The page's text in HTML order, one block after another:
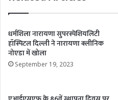
धर्मशिला नारायणा सुपरस्पेशियलिटी
हॉस्पिटल दिल्ली ने नारायणा क्लीनिक
नोएडा में खोला
September 19, 2023